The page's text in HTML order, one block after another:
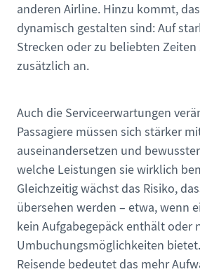
anderen Airline. Hinzu kommt,
dynamisch gestalten sind: Auf
Strecken oder zu beliebten Zeiten
zusätzlich an.
Auch die Serviceerwartungen
Passagiere müssen sich stärker
auseinandersetzen und
welche Leistungen sie wirklich
Gleichzeitig wächst das Risiko,
übersehen werden – etwa, wenn
kein Aufgabegepäck enthält oder
Umbuchungsmöglichkeiten
Reisende bedeutet das mehr